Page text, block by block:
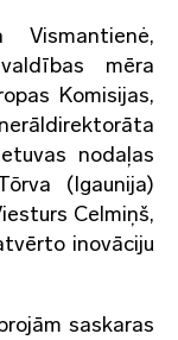
mēra
Komisijas,
nodaļas
(Igaunija)
Celmiņš,
inovāciju
saskaras